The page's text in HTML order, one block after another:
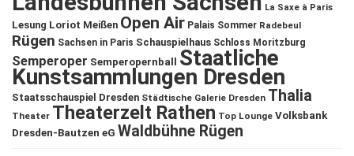
La Saxe à Paris
Lesung Loriot Meißen Open Air Palais Sommer Radebeul
Rügen Sachsen in Paris Schauspielhaus Schloss Moritzburg
Semperoper Semperopernball Staatliche
Kunstsammlungen Dresden
Staatsschauspiel Dresden Städtische Galerie Dresden Thalia
Theater Theaterzelt Rathen Top Lounge Volksbank
Dresden-Bautzen eG Waldbühne Rügen